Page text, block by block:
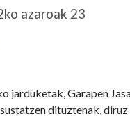
azaroak 23
jarduketak, Garapen
dituztenak,